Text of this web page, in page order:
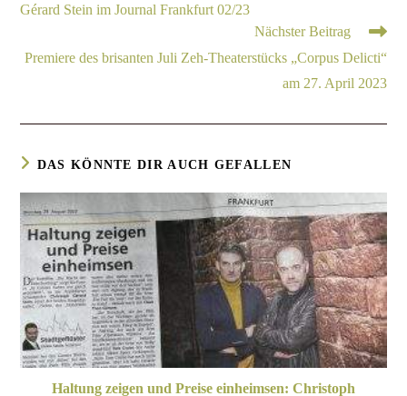
Gérard Stein im Journal Frankfurt 02/23
Nächster Beitrag
Premiere des brisanten Juli Zeh-Theaterstücks „Corpus Delicti“
am 27. April 2023
DAS KÖNNTE DIR AUCH GEFALLEN
Haltung zeigen und Preise einheimsen: Christoph